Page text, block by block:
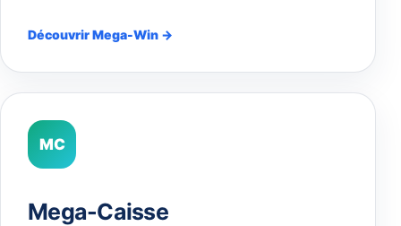
Découvrir Mega-Win →
MC
Mega-Caisse